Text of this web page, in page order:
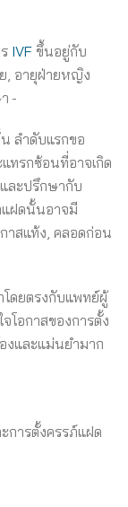
IVF ขึ้นอยู่กับ
, อายุฝ่ายหญิง
ลำดับแรกขอ
ทรกซ้อนที่อาจเกิด
ละปรึกษากับ
แฝดนั้นอาจมี
าสแท้ง, คลอดก่อน
ดยตรงกับแพทย์ผู้
โอกาสของการตั้ง
งและแม่นยำมาก
การตั้งครรภ์แฝด